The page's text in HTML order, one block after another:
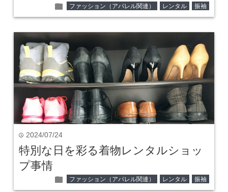
folder ファッション（アパレル関連） レンタル 振袖
time 2024/07/24
特別な日を彩る着物レンタルショッ
プ事情
folder ファッション（アパレル関連） レンタル 振袖